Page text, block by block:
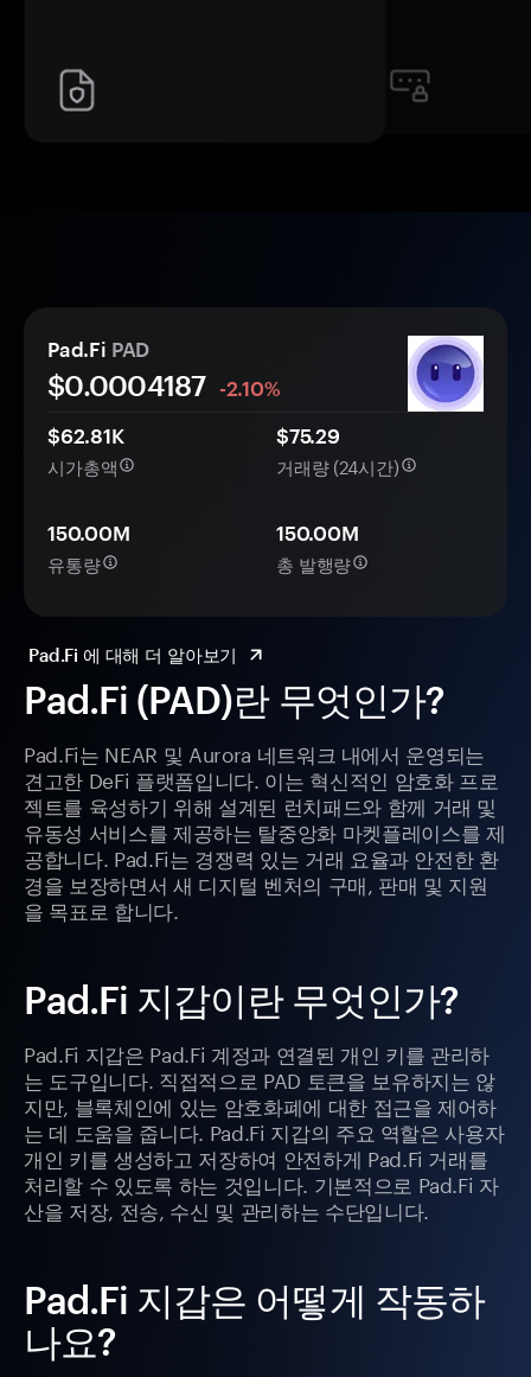
Pad.Fi (PAD)란 무엇인가?
Pad.Fi는 NEAR 및 Aurora 네트워크 내에서 운영되는
견고한 DeFi 플랫폼입니다. 이는 혁신적인 암호화 프로
젝트를 육성하기 위해 설계된 런치패드와 함께 거래 및
유동성 서비스를 제공하는 탈중앙화 마켓플레이스를 제
공합니다. Pad.Fi는 경쟁력 있는 거래 요율과 안전한 환
경을 보장하면서 새 디지털 벤처의 구매, 판매 및 지원
을 목표로 합니다.
Pad.Fi 지갑이란 무엇인가?
Pad.Fi 지갑은 Pad.Fi 계정과 연결된 개인 키를 관리하
는 도구입니다. 직접적으로 PAD 토큰을 보유하지는 않
지만, 블록체인에 있는 암호화폐에 대한 접근을 제어하
는 데 도움을 줍니다. Pad.Fi 지갑의 주요 역할은 사용자
개인 키를 생성하고 저장하여 안전하게 Pad.Fi 거래를
처리할 수 있도록 하는 것입니다. 기본적으로 Pad.Fi 자
산을 저장, 전송, 수신 및 관리하는 수단입니다.
Pad.Fi 지갑은 어떻게 작동하
나요?
Pad.Fi PAD
$0.0004187
-2.10%
$62.81K
시가총액
$75.29
거래량 (24시간)
150.00M
유통량
150.00M
총 발행량
Pad.Fi 에 대해 더 알아보기